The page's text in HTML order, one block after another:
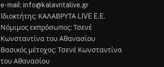
e-mail: info@kalavritalive.gr
Iδιοκτήτης: ΚΑΛΑΒΡΥΤΑ LIVE E.E.
Νόμιμος εκπρόσωπος: Τσενέ
Κωνσταντίνα του Αθανασίου
Βασικός μέτοχος: Τσενέ Κωνσταντίνα
του Αθανασίου